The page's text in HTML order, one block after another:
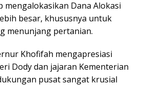
mengalokasikan Dana Alokasi
besar, khususnya untuk
menunjang pertanian.
Khofifah mengapresiasi
Dody dan jajaran Kementerian
pusat sangat krusial